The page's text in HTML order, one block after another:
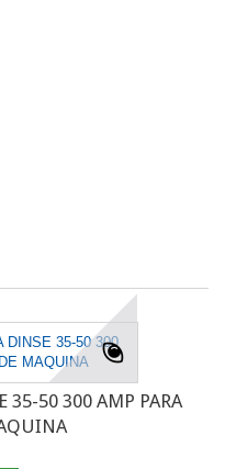
35-50 300 AMP PARA